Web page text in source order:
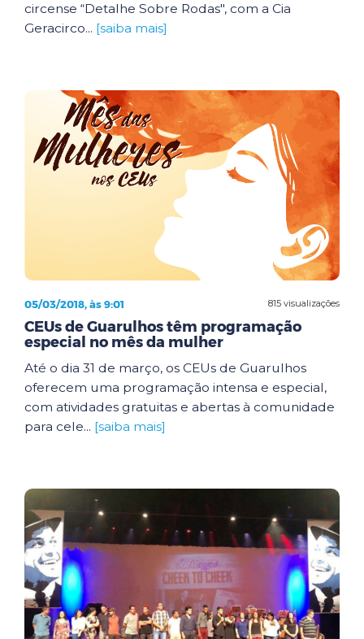
circense “Detalhe Sobre Rodas", com a Cia
Geracirco... [saiba mais]
815 visualizações
05/03/2018, às 9:01
CEUs de Guarulhos têm programação
especial no mês da mulher
Até o dia 31 de março, os CEUs de Guarulhos
oferecem uma programação intensa e especial,
com atividades gratuitas e abertas à comunidade
para cele... [saiba mais]